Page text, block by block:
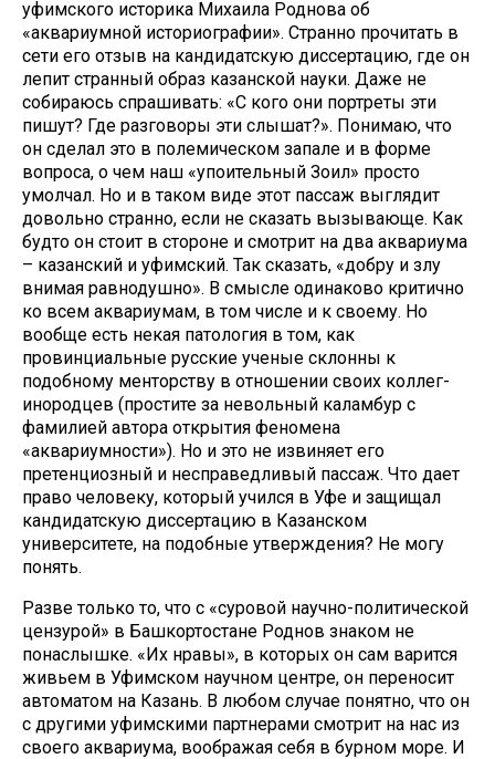
уфимского историка Михаила Роднова об
«аквариумной историографии». Странно прочитать в
сети его отзыв на кандидатскую диссертацию, где он
лепит странный образ казанской науки. Даже не
собираюсь спрашивать: «С кого они портреты эти
пишут? Где разговоры эти слышат?». Понимаю, что
он сделал это в полемическом запале и в форме
вопроса, о чем наш «упоительный Зоил» просто
умолчал. Но и в таком виде этот пассаж выглядит
довольно странно, если не сказать вызывающе. Как
будто он стоит в стороне и смотрит на два аквариума
– казанский и уфимский. Так сказать, «добру и злу
внимая равнодушно». В смысле одинаково критично
ко всем аквариумам, в том числе и к своему. Но
вообще есть некая патология в том, как
провинциальные русские ученые склонны к
подобному менторству в отношении своих коллег-
инородцев (простите за невольный каламбур с
фамилией автора открытия феномена
«аквариумности»). Но и это не извиняет его
претенциозный и несправедливый пассаж. Что дает
право человеку, который учился в Уфе и защищал
кандидатскую диссертацию в Казанском
университете, на подобные утверждения? Не могу
понять.
Разве только то, что с «суровой научно-политической
цензурой» в Башкортостане Роднов знаком не
понаслышке. «Их нравы», в которых он сам варится
живьем в Уфимском научном центре, он переносит
автоматом на Казань. В любом случае понятно, что он
с другими уфимскими партнерами смотрит на нас из
своего аквариума, воображая себя в бурном море. И